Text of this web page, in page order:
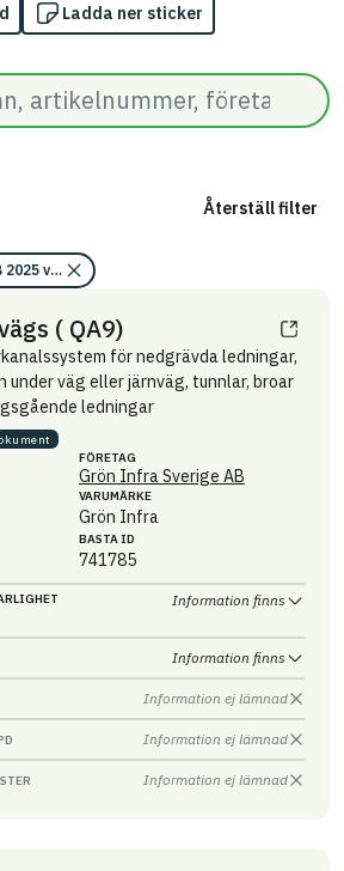
Ladda ner sticker
Återställ filter
2025 v2/Kravområde ekonomisk kvalitet
( QA9)
för nedgrävda ledningar,
under väg eller järnväg, tunnlar, broar
ledningar
FÖRETAG
Grön Infra Sverige AB
VARUMÄRKE
Grön Infra
BASTA ID
741785
Information finns
Information finns
Information ej lämnad
Information ej lämnad
Information ej lämnad